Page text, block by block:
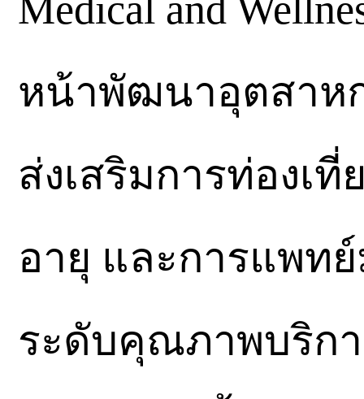
หน้าพัฒนาอุตสาห
ส่งเสริมการท่องเ
อายุ และการแพท
ระดับคุณภาพบริก